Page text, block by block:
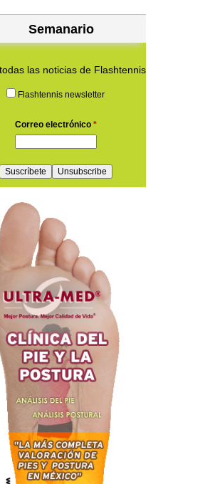
Semanario
las noticias de Flashtennis
Flashtennis newsletter
Correo electrónico *